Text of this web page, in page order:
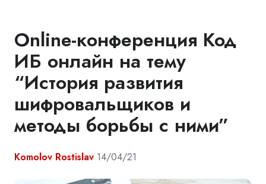
Online-конференция Код
ИБ онлайн на тему
“История развития
шифровальщиков и
методы борьбы с ними”
Komolov Rostislav 14/04/21